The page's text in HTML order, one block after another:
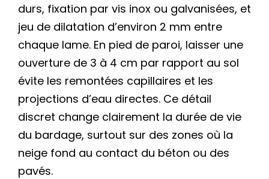
durs, fixation par vis inox ou galvanisées, et
jeu de dilatation d’environ 2 mm entre
chaque lame. En pied de paroi, laisser une
ouverture de 3 à 4 cm par rapport au sol
évite les remontées capillaires et les
projections d’eau directes. Ce détail
discret change clairement la durée de vie
du bardage, surtout sur des zones où la
neige fond au contact du béton ou des
pavés.